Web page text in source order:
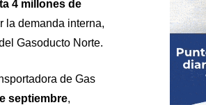
4 millones de
la demanda interna,
Gasoducto Norte.
de Gas
septiembre,